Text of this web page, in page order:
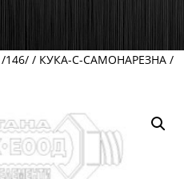
146/ / КУКА-С-САМОНАРЕЗНА /